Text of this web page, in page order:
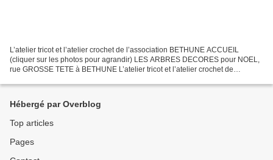
L’atelier tricot et l’atelier crochet de l’association BETHUNE ACCUEIL
(cliquer sur les photos pour agrandir) LES ARBRES DECORES pour NOEL,
rue GROSSE TETE à BETHUNE L’atelier tricot et l’atelier crochet de
Hébergé par Overblog
Top articles
Pages